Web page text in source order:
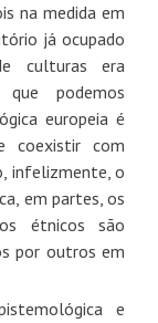
na medida em
já ocupado
culturas era
podemos
europeia é
coexistir com
infelizmente, o
em partes, os
étnicos são
por outros em
e